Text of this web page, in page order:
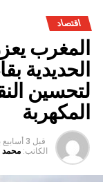
اقتصاد
المغرب
الحديدية
لتحسين
المكهربة
قبل 3 أسابيع
الكاتب: محمد